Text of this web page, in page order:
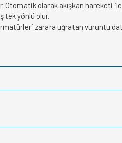
olarak akışkan hareketi ile
tek yönlü olur.
zarara uğratan vuruntu